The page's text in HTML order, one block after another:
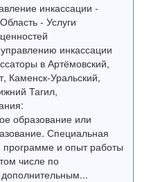
инкассации -
- Услуги
инкассации
в Артёмовский,
Каменск-Уральский,
Тагил,
образование или
Специальная
программе и опыт работы
числе по